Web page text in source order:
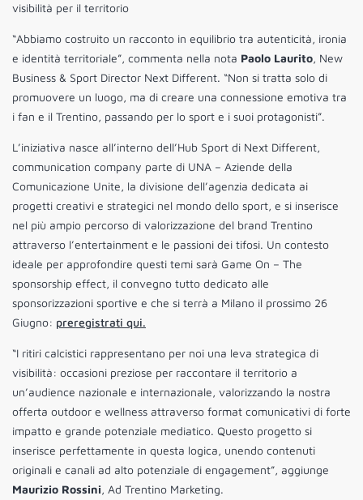
visibilità per il territorio
“Abbiamo costruito un racconto in equilibrio tra autenticità, ironia
e identità territoriale”, commenta nella nota Paolo Laurito, New
Business & Sport Director Next Different. “Non si tratta solo di
promuovere un luogo, ma di creare una connessione emotiva tra
i fan e il Trentino, passando per lo sport e i suoi protagonisti”.
L’iniziativa nasce all’interno dell’Hub Sport di Next Different,
communication company parte di UNA – Aziende della
Comunicazione Unite, la divisione dell’agenzia dedicata ai
progetti creativi e strategici nel mondo dello sport, e si inserisce
nel più ampio percorso di valorizzazione del brand Trentino
attraverso l’entertainment e le passioni dei tifosi. Un contesto
ideale per approfondire questi temi sarà Game On – The
sponsorship effect, il convegno tutto dedicato alle
sponsorizzazioni sportive e che si terrà a Milano il prossimo 26
Giugno: preregistrati qui.
“I ritiri calcistici rappresentano per noi una leva strategica di
visibilità: occasioni preziose per raccontare il territorio a
un’audience nazionale e internazionale, valorizzando la nostra
offerta outdoor e wellness attraverso format comunicativi di forte
impatto e grande potenziale mediatico. Questo progetto si
inserisce perfettamente in questa logica, unendo contenuti
originali e canali ad alto potenziale di engagement”, aggiunge
Maurizio Rossini, Ad Trentino Marketing.